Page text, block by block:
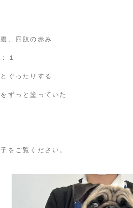
、四肢の赤み
１
ぐったりする
ずっと塗っていた
をご覧ください。